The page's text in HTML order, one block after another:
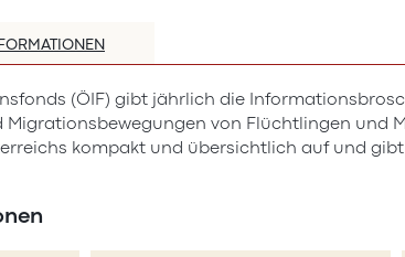
(ÖIF) gibt jährlich die
von Flüchtlingen und
kompakt und übersichtlich auf und